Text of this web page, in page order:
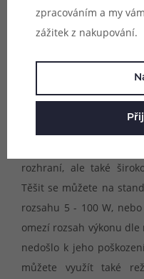
Čtyři výstupní
rozhraní, ale také
Těšit se můžete na
rozsahu 5 - 100 W,
omezí rozsah výkonu
nedošlo k jeho
můžete využít také
zpracováním a my
zážitek z nakupování.